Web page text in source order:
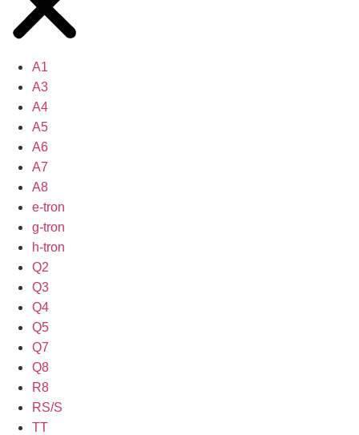
A1
A3
A4
A5
A6
A7
A8
e-tron
g-tron
h-tron
Q2
Q3
Q4
Q5
Q7
Q8
R8
RS/S
TT